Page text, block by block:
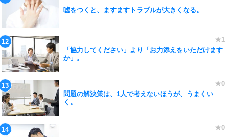
嘘をつくと、ますますトラブルが大きくなる。
「協力してください」より「お力添えをいただけます
か」。
問題の解決策は、1人で考えないほうが、うまくい
く。